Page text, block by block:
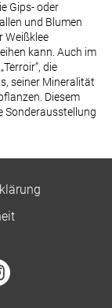
Gips- oder
und Blumen
Weißklee
kann. Auch im
die
seiner Mineralität
Diesem
Sonderausstellung